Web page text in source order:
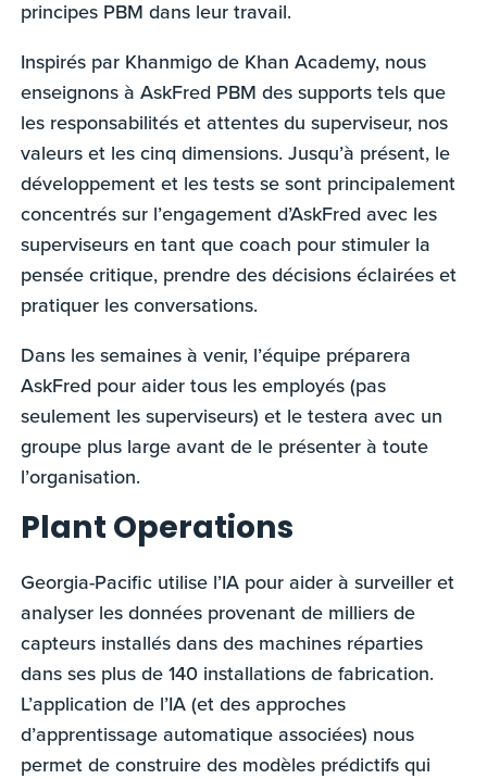
principes PBM dans leur travail.
Inspirés par Khanmigo de Khan Academy, nous
enseignons à AskFred PBM des supports tels que
les responsabilités et attentes du superviseur, nos
valeurs et les cinq dimensions. Jusqu’à présent, le
développement et les tests se sont principalement
concentrés sur l’engagement d’AskFred avec les
superviseurs en tant que coach pour stimuler la
pensée critique, prendre des décisions éclairées et
pratiquer les conversations.
Dans les semaines à venir, l’équipe préparera
AskFred pour aider tous les employés (pas
seulement les superviseurs) et le testera avec un
groupe plus large avant de le présenter à toute
l’organisation.
Plant Operations
Georgia-Pacific utilise l’IA pour aider à surveiller et
analyser les données provenant de milliers de
capteurs installés dans des machines réparties
dans ses plus de 140 installations de fabrication.
L’application de l’IA (et des approches
d’apprentissage automatique associées) nous
permet de construire des modèles prédictifs qui